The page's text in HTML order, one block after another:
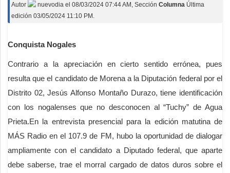
Autor nuevodia el 08/03/2024 07:44 AM , Sección Columna Última
edición 03/05/2024 11:10 PM.
Conquista Nogales
Contrario a la apreciación en cierto sentido errónea, pues
resulta que el candidato de Morena a la Diputación federal por el
Distrito 02, Jesús Alfonso Montaño Durazo, tiene identificación
con los nogalenses que no desconocen al “Tuchy” de Agua
Prieta.En la entrevista presencial para la edición matutina de
MÁS Radio en el 107.9 de FM, hubo la oportunidad de dialogar
ampliamente con el candidato a Diputado federal, que aparte
debe saberse, trae el morral cargado de datos duros sobre el